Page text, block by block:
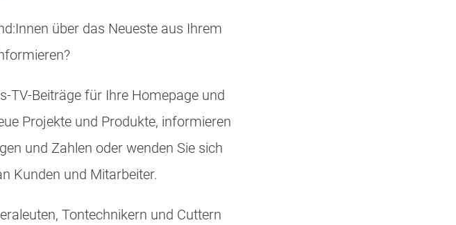
über das Neueste aus Ihrem
TV-Beiträge für Ihre Homepage und
Projekte und Produkte, informieren
und Zahlen oder wenden Sie sich
Kunden und Mitarbeiter.
Tontechnikern und Cuttern